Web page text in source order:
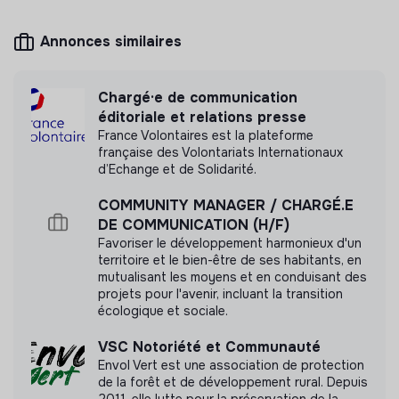
Créer, monter et diffuser des vidéos pour réseaux
4/ Vie d’équipe et du lieu
Participer aux réunions de pôle, d’équipe et de la
coopérative, et les co-animer
Missions ponctuelles (signalétique, chantier,
séminaire…)
Ce que nous te proposons :
Contrat : Stage de 8 mois, 4 jours / semaine
Lieu : 13 rue Santeuil, 75005 Paris (Césure)
Date de début : 14 septembre 2026
Rémunération : Gratification (4,50€ / heure)
Avantages
Plateau Urbain n'a pas encore transmis de mesure
d'impact
Labels et certifications
Accompagné par Ronalpia
Pour un réveil écologique
Annonces similaires
Chargé·e de communication
éditoriale et relations presse
France Volontaires est la plateforme
française des Volontariats Internationaux
d’Echange et de Solidarité.
COMMUNITY MANAGER / CHARGÉ.E
DE COMMUNICATION (H/F)
Favoriser le développement harmonieux d'un
territoire et le bien-être de ses habitants, en
mutualisant les moyens et en conduisant des
projets pour l'avenir, incluant la transition
écologique et sociale.
VSC Notoriété et Communauté
Envol Vert est une association de protection
de la forêt et de développement rural. Depuis